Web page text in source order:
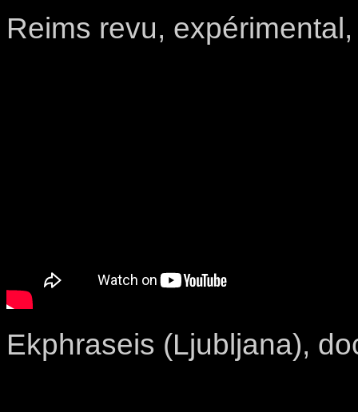
Reims revu,
Ekphraseis (Ljubljana),